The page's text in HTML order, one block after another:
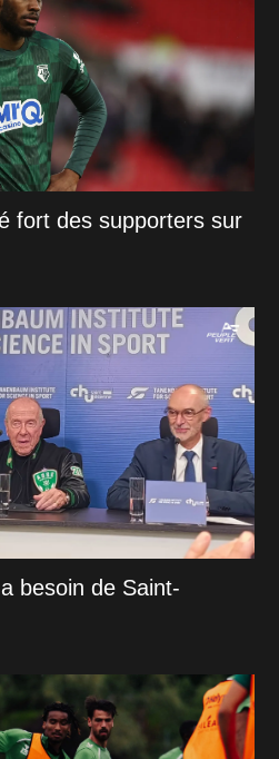
fort des supporters sur
besoin de Saint-